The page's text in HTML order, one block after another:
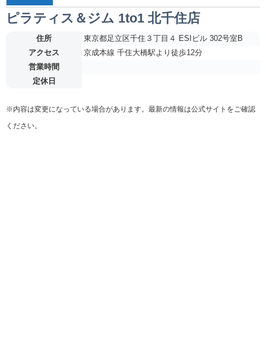
ピラティス＆ジム 1to1 北千住店
住所
東京都足立区千住３丁目４ ESIビル 302号室B
アクセス
京成本線 千住大橋駅より徒歩12分
営業時間
定休日
※内容は変更になっている場合があります。最新の情報は公式サイトをご確認
ください。